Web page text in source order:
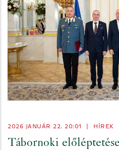
2026 JANUÁR 22. 20:01 HÍREK
Tábornoki